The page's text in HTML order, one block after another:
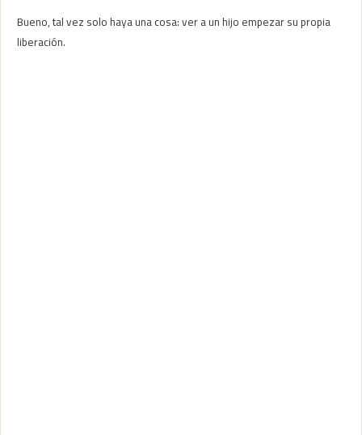
Bueno, tal vez solo haya una cosa: ver a un hijo empezar su propia
liberación.